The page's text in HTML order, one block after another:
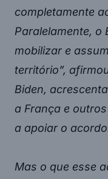
completamente
Paralelamente, o
mobilizar e
território”,
Biden,
a França e
a apoiar o
Mas o que esse